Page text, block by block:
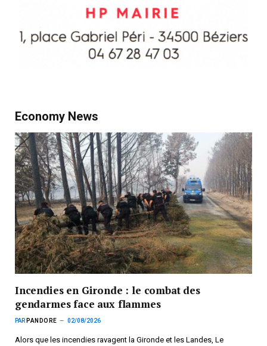
Economy News
Incendies en Gironde : le combat des
gendarmes face aux flammes
PAR PANDORE 02/08/2026
Alors que les incendies ravagent la Gironde et les Landes, Le